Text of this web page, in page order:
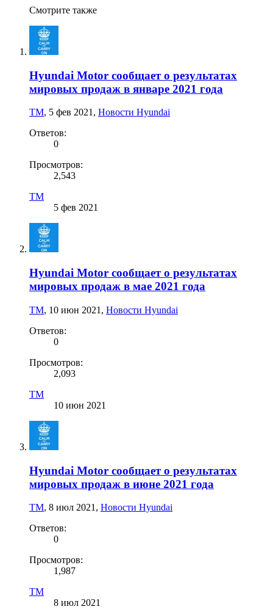
Смотрите также
Hyundai Motor сообщает о результатах
мировых продаж в январе 2021 года
TM, 5 фев 2021 , Новости Hyundai
Ответов:
0
Просмотров:
2,543
TM
5 фев 2021
Hyundai Motor сообщает о результатах
мировых продаж в мае 2021 года
TM, 10 июн 2021 , Новости Hyundai
Ответов:
0
Просмотров:
2,093
TM
10 июн 2021
Hyundai Motor сообщает о результатах
мировых продаж в июне 2021 года
TM, 8 июл 2021 , Новости Hyundai
Ответов:
0
Просмотров:
1,987
TM
8 июл 2021